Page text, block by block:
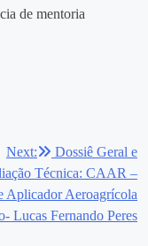
de mentoria
Next:
Dossiê Geral e
Técnica: CAAR –
Aplicador Aeroagrícola
Lucas Fernando Peres